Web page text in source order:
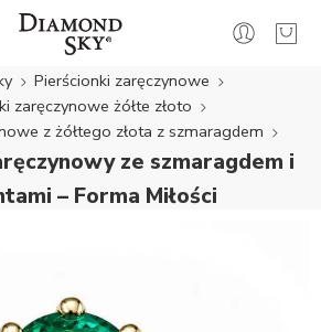
Pierścionki zaręczynowe
zaręczynowe żółte złoto
z żółtego złota z szmaragdem
ze szmaragdem i
– Forma Miłości